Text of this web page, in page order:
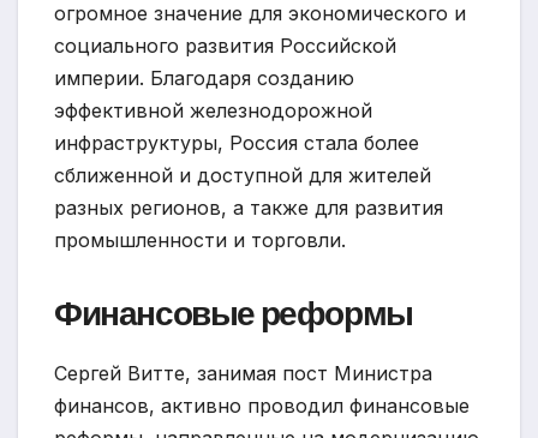
огромное значение для экономического и
социального развития Российской
империи. Благодаря созданию
эффективной железнодорожной
инфраструктуры, Россия стала более
сближенной и доступной для жителей
разных регионов, а также для развития
промышленности и торговли.
Финансовые реформы
Сергей Витте, занимая пост Министра
финансов, активно проводил финансовые